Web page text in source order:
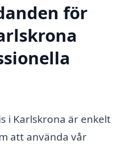
för
i Karlskrona är enkelt
att använda vår